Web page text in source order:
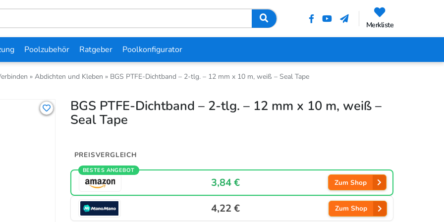
Merkliste
Poolzubehör Ratgeber Poolkonfigurator
» Abdichten und Kleben » BGS PTFE-Dichtband – 2-tlg. – 12 mm x 10 m, weiß – Seal Tape
BGS PTFE-Dichtband – 2-tlg. – 12 mm x 10 m, weiß –
Seal Tape
PREISVERGLEICH
BESTES ANGEBOT
3,84 € Zum Shop
4,22 € Zum Shop